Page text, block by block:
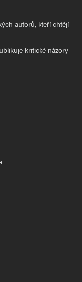
autorů, kteří chtějí
kritické názory